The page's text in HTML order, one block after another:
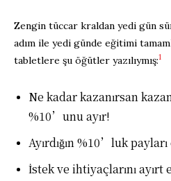
Zengin tüccar kraldan yedi gün
adım ile yedi günde eğitimi
tabletlere şu öğütler yazılıymış:1
Ne kadar kazanırsan
%10’unu ayır!
Ayırdığın %10’luk payları
İstek ve ihtiyaçlarını